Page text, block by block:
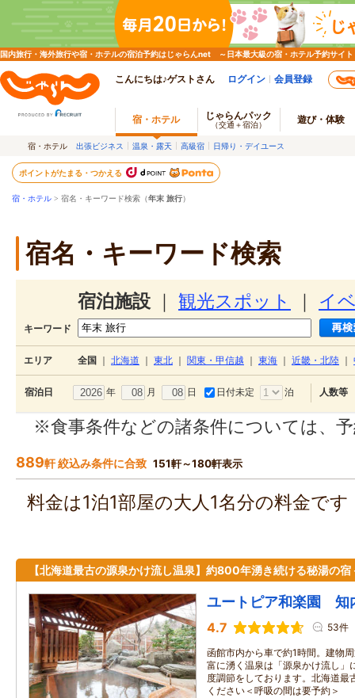
国内旅行・海外旅行や宿・ホテルの宿泊予約はじゃらんnet ～日本最大級の宿・ホテル予約サイト
こんにちは♪ゲストさん ログイン 会員登録
宿・ホテル じゃらんパック
（交通＋宿泊） 遊び・体験
宿・ホテル 出張ビジネス 温泉・露天 高級宿 日帰り・デイユース
ポイントがたまる・つかえる
宿・ホテル > 宿名・キーワード検索（年末 旅行）
宿名・キーワード検索
宿泊施設 観光スポット イ
キーワード
エリア 全国 北海道 東北 関東・甲信越 東海 近畿・北陸
宿泊日 年 月 日 日付未定 泊 人数等
※食事条件などの諸条件については、
889軒 絞込み条件に合致 151軒～180軒表示
料金は1泊1部屋の大人1名分の料金で
【北海道最古の源泉かけ流し温泉】約800年湧き続ける秘湯の宿
ユートピア和楽園 知
4.7 53件
函館市内から車で約1時間。建物
富に湧く温泉は「源泉かけ流し」
度調節をしております。北海道最
ください＜呼吸の間は要予約＞